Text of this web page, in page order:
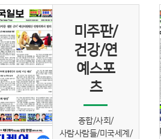
미주판/
건강/연
예스포
츠
종합/사회/
사람사람들/미국세계/